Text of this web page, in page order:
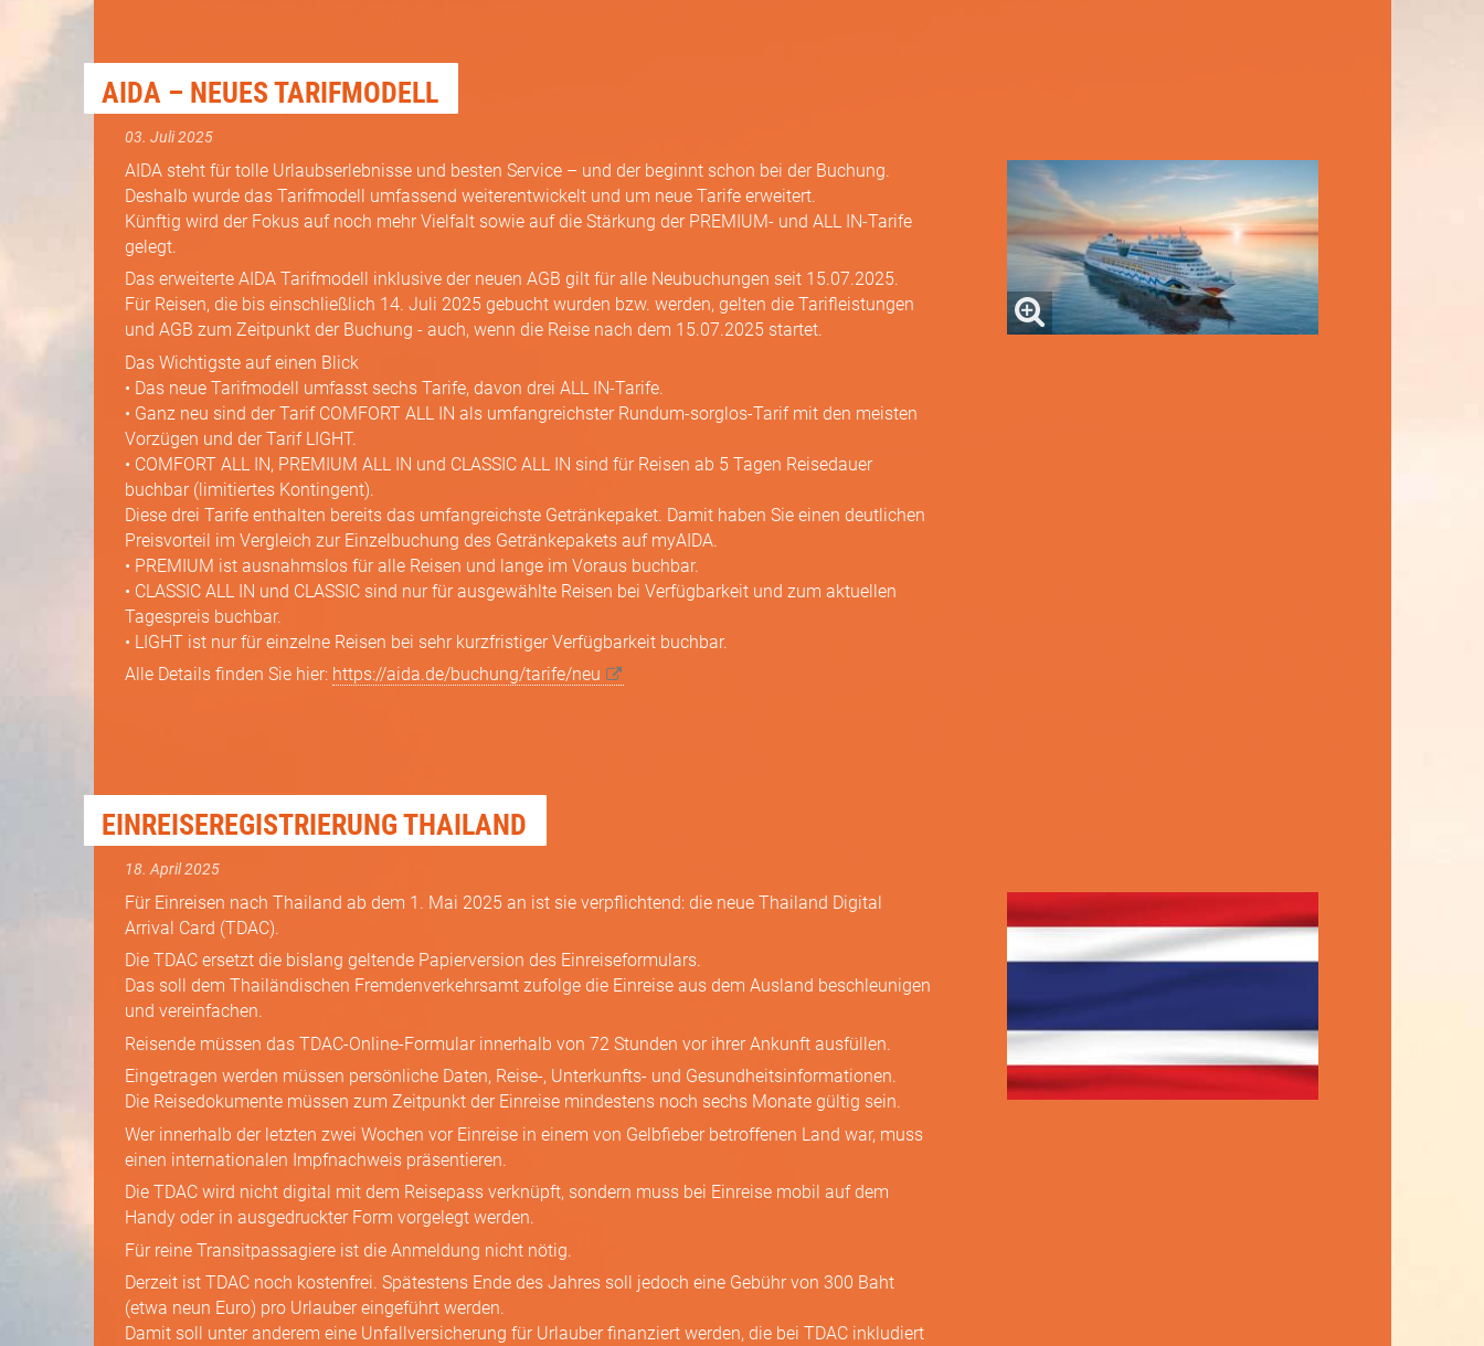
AIDA – NEUES TARIFMODELL
03. Juli 2025
AIDA steht für tolle Urlaubs­erlebnisse und besten Service – und der beginnt schon bei der Buchung.
Deshalb wurde das Tarifmodell umfassend weiterentwickelt und um neue Tarife erweitert.
Künftig wird der Fokus auf noch mehr Vielfalt sowie auf die Stärkung der PREMIUM- und ALL IN-Tarife
gelegt.
Das erweiterte AIDA Tarifmodell inklusive der neuen AGB gilt für alle Neubuchungen seit 15.07.2025.
Für Reisen, die bis einschließlich 14. Juli 2025 gebucht wurden bzw. werden, gelten die Tarifleistungen
und AGB zum Zeitpunkt der Buchung - auch, wenn die Reise nach dem 15.07.2025 startet.
Das Wichtigste auf einen Blick
• Das neue Tarifmodell umfasst sechs Tarife, davon drei ALL IN-Tarife.
• Ganz neu sind der Tarif COMFORT ALL IN als umfangreichster Rundum-sorglos-Tarif mit den meisten
Vorzügen und der Tarif LIGHT.
• COMFORT ALL IN, PREMIUM ALL IN und CLASSIC ALL IN sind für Reisen ab 5 Tagen Reisedauer
buchbar (limitiertes Kontingent).
Diese drei Tarife enthalten bereits das umfangreichste Getränkepaket. Damit haben Sie einen deutlichen
Preisvorteil im Vergleich zur Einzelbuchung des Getränkepakets auf myAIDA.
• PREMIUM ist ausnahmslos für alle Reisen und lange im Voraus buchbar.
• CLASSIC ALL IN und CLASSIC sind nur für ausgewählte Reisen bei Verfügbarkeit und zum aktuellen
Tagespreis buchbar.
• LIGHT ist nur für einzelne Reisen bei sehr kurzfristiger Verfügbarkeit buchbar.
Alle Details finden Sie hier: https://aida.de/buchung/tarife/neu
EINREISEREGISTRIERUNG THAILAND
18. April 2025
Für Einreisen nach Thailand ab dem 1. Mai 2025 an ist sie verpflichtend: die neue Thailand Digital
Arrival Card (TDAC).
Die TDAC ersetzt die bislang geltende Papierversion des Einreise­formulars.
Das soll dem Thailändischen Fremden­verkehrsamt zufolge die Einreise aus dem Ausland beschleunigen
und vereinfachen.
Reisende müssen das TDAC-Online-Formular innerhalb von 72 Stunden vor ihrer Ankunft ausfüllen.
Eingetragen werden müssen persönliche Daten, Reise-, Unterkunfts- und Gesundheits­informationen.
Die Reise­dokumente müssen zum Zeitpunkt der Einreise mindestens noch sechs Monate gültig sein.
Wer innerhalb der letzten zwei Wochen vor Einreise in einem von Gelbfieber betroffenen Land war, muss
einen internationalen Impfnachweis präsentieren.
Die TDAC wird nicht digital mit dem Reisepass verknüpft, sondern muss bei Einreise mobil auf dem
Handy oder in ausgedruckter Form vorgelegt werden.
Für reine Transit­passagiere ist die Anmeldung nicht nötig.
Derzeit ist TDAC noch kostenfrei. Spätestens Ende des Jahres soll jedoch eine Gebühr von 300 Baht
(etwa neun Euro) pro Urlauber eingeführt werden.
Damit soll unter anderem eine Unfall­versicherung für Urlauber finanziert werden, die bei TDAC inkludiert